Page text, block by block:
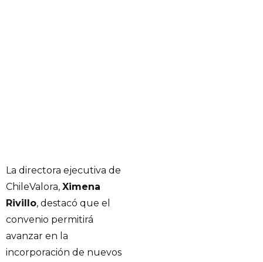
La directora ejecutiva de
ChileValora, Ximena
Rivillo, destacó que el
convenio permitirá
avanzar en la
incorporación de nuevos